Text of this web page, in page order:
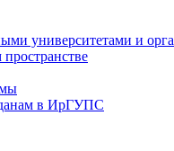
университетами и
в ИрГУПС